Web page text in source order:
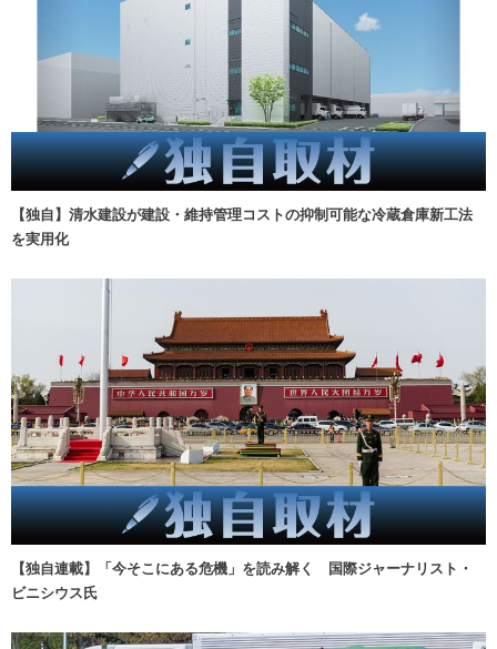
【独自】清水建設が建設・維持管理コストの抑制可能な冷蔵倉庫新工法
を実用化
【独自連載】「今そこにある危機」を読み解く 国際ジャーナリスト・
ビニシウス氏